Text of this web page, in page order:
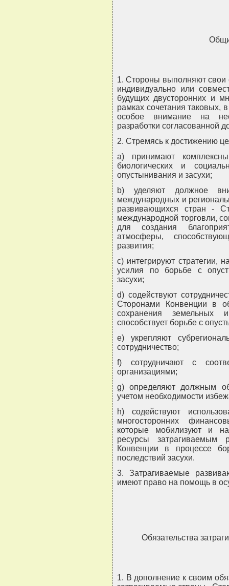
1. Стороны выполняют свои
индивидуально или
будущих двусторонних и
рамках сочетания таковых,
особое внимание на
разработки согласованной
2. Стремясь к достижению
a) принимают
биологических и
опустынивания и засухи;
b) уделяют должное
международных и
развивающихся стран -
международной торговли,
для создания
атмосферы,
развития;
c) интегрируют стратегии,
усилия по борьбе с
засухи;
d) содействуют
Сторонами Конвенции в
сохранения земельных
способствует борьбе с
e) укрепляют
сотрудничество;
f) сотрудничают с
организациями;
g) определяют должным
учетом необходимости
h) содействуют
многосторонних
которые мобилизуют и
ресурсы затрагиваемым
Конвенции в процессе
последствий засухи.
3. Затрагиваемые
имеют право на помощь в
Обязательства
1. В дополнение к своим